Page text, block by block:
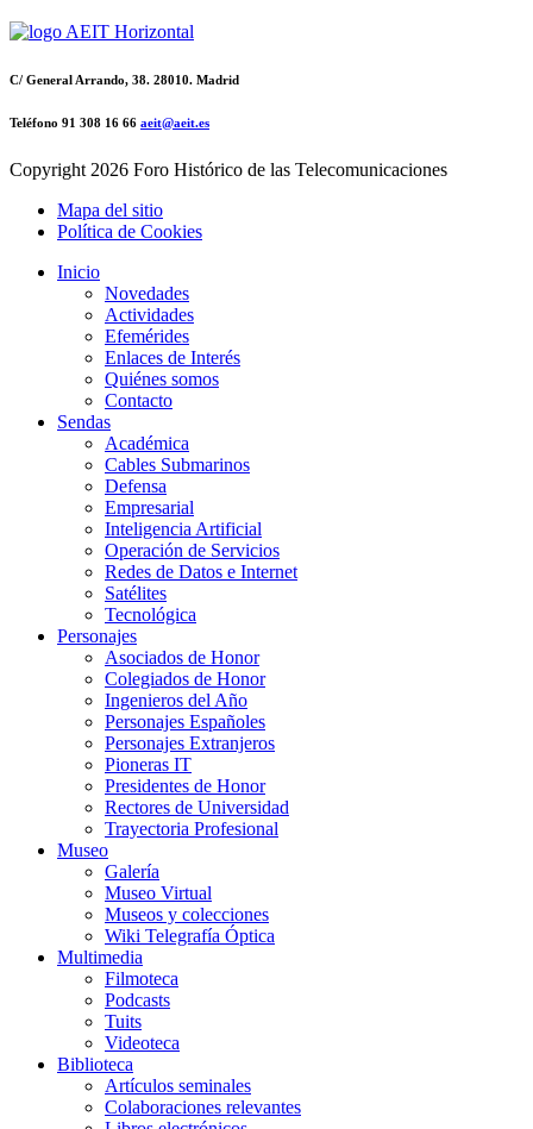
C/ General Arrando, 38. 28010. Madrid
Teléfono 91 308 16 66 aeit@aeit.es
Copyright2026 Foro Histórico de las Telecomunicaciones
Mapa del sitio
Política de Cookies
Inicio
Novedades
Actividades
Efemérides
Enlaces de Interés
Quiénes somos
Contacto
Sendas
Académica
Cables Submarinos
Defensa
Empresarial
Inteligencia Artificial
Operación de Servicios
Redes de Datos e Internet
Satélites
Tecnológica
Personajes
Asociados de Honor
Colegiados de Honor
Ingenieros del Año
Personajes Españoles
Personajes Extranjeros
Pioneras IT
Presidentes de Honor
Rectores de Universidad
Trayectoria Profesional
Museo
Galería
Museo Virtual
Museos y colecciones
Wiki Telegrafía Óptica
Multimedia
Filmoteca
Podcasts
Tuits
Videoteca
Biblioteca
Artículos seminales
Colaboraciones relevantes